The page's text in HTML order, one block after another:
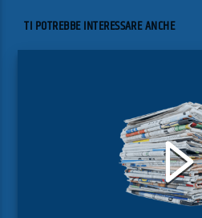
TI POTREBBE INTERESSARE ANCHE